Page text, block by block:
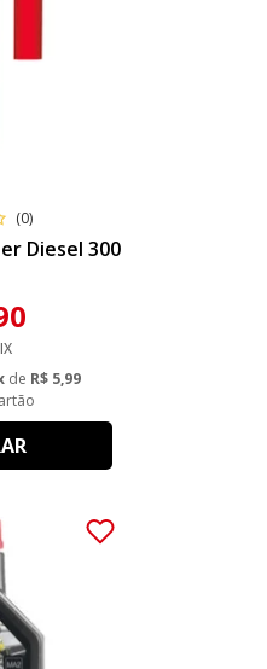
(0)
Diesel 300
de R$ 5,99